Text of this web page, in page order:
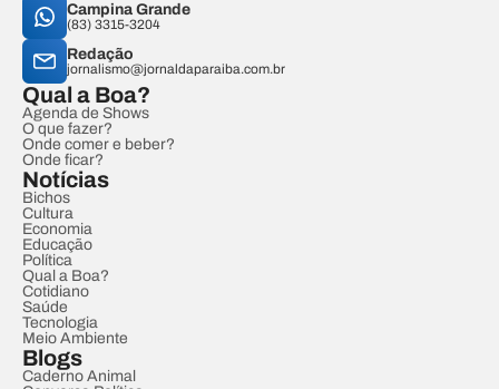
Campina Grande
(83) 3315-3204
Redação
jornalismo@jornaldaparaiba.com.br
Qual a Boa?
Agenda de Shows
O que fazer?
Onde comer e beber?
Onde ficar?
Notícias
Bichos
Cultura
Economia
Educação
Política
Qual a Boa?
Cotidiano
Saúde
Tecnologia
Meio Ambiente
Blogs
Caderno Animal